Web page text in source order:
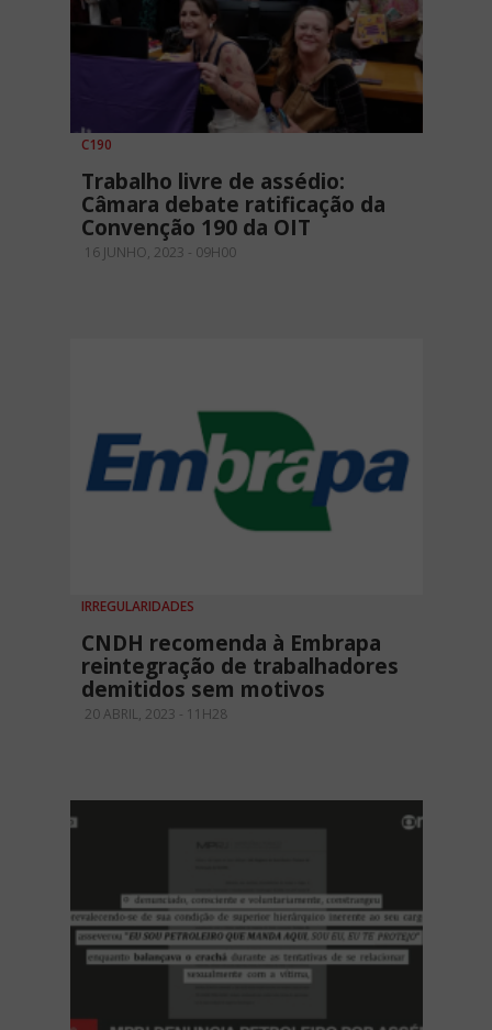
C190
Trabalho livre de assédio:
Câmara debate ratificação da
Convenção 190 da OIT
16 JUNHO, 2023 - 09H00
IRREGULARIDADES
CNDH recomenda à Embrapa
reintegração de trabalhadores
demitidos sem motivos
20 ABRIL, 2023 - 11H28